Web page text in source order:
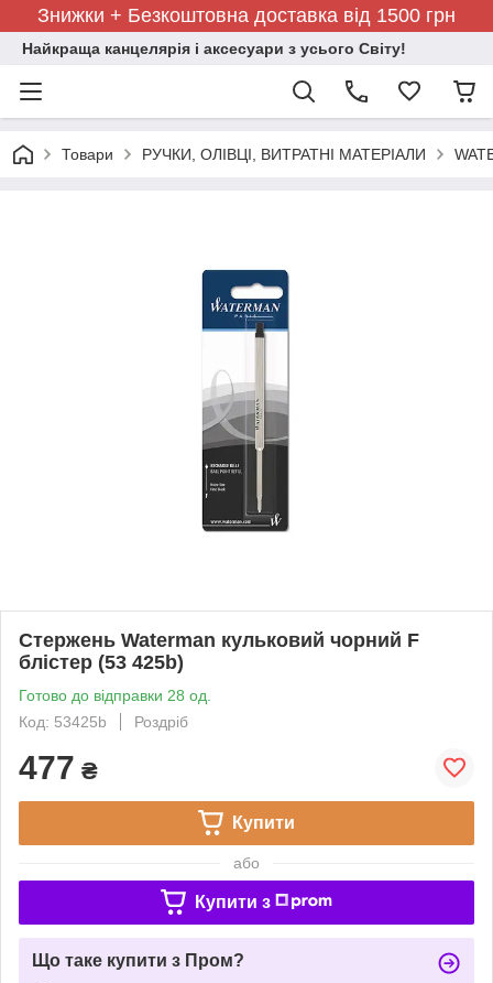
Знижки + Безкоштовна доставка від 1500 грн
Найкраща канцелярія і аксесуари з усього Світу!
Товари РУЧКИ, ОЛІВЦІ, ВИТРАТНІ МАТЕРІАЛИ
Стержень Waterman кульковий чорний F
блістер (53 425b)
Готово до відправки 28 од.
Код: 53425b
Роздріб
477 ₴
Купити
або
Купити з
Що таке купити з Пром?